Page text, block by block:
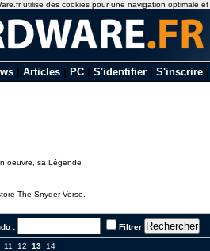
Articles PC S'identifier S'inscrire
oeuvre, sa Légende
The Snyder Verse.
: Filtrer
11 12 13
14
utilise des cookies pour une navigation optimale